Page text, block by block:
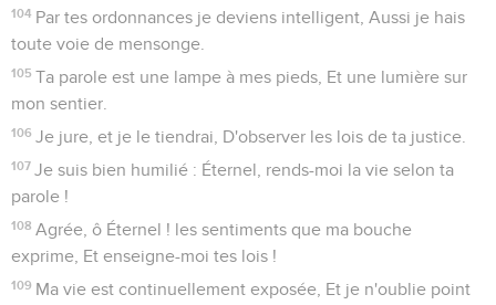
104 Par tes ordonnances je deviens intelligent, Aussi je hais
toute voie de mensonge.
105 Ta parole est une lampe à mes pieds, Et une lumière sur
mon sentier.
106 Je jure, et je le tiendrai, D'observer les lois de ta justice.
107 Je suis bien humilié : Éternel, rends-moi la vie selon ta
parole !
108 Agrée, ô Éternel ! les sentiments que ma bouche
exprime, Et enseigne-moi tes lois !
109 Ma vie est continuellement exposée, Et je n'oublie point